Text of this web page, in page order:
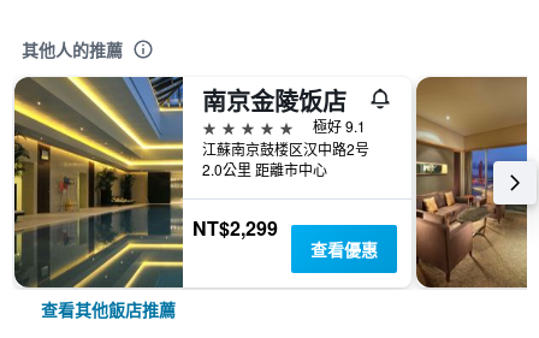
其他人的推薦
南京金陵饭店
5星級
極好 9.1
江蘇南京鼓楼区汉中路2号
2.0公里 距離市中心
NT$2,299
查看優惠
查看其他飯店推薦